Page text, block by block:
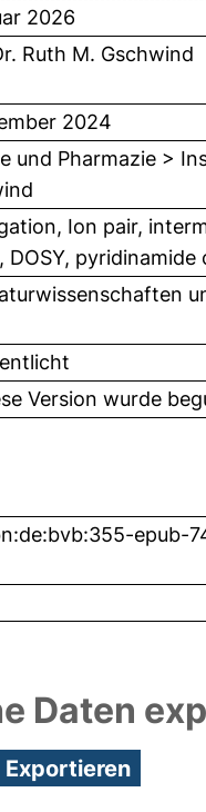
2026
Ruth M. Gschwind
2024
und Pharmazie >
Ion pair,
DOSY, pyridinamide
Version wurde
epub-
Daten